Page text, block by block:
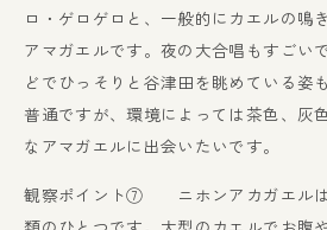
ロ・ゲロゲロと、一般的にカエルの鳴
アマガエルです。夜の大合唱もすごい
どでひっそりと谷津田を眺めている姿
普通ですが、環境によっては茶色、灰
なアマガエルに出会いたいです。
観察ポイント⑦ ニホンアカガエルは